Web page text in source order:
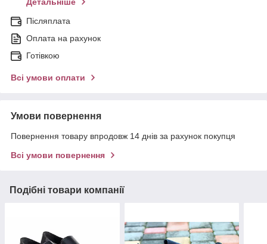
Детальніше
Післяплата
Оплата на рахунок
Готівкою
Всі умови оплати
Умови повернення
Повернення товару впродовж 14 днів за рахунок покупця
Всі умови повернення
Подібні товари компанії